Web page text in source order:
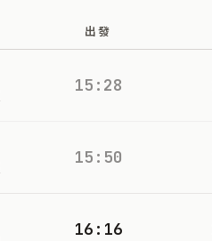
出發
15:28
15:50
16:16